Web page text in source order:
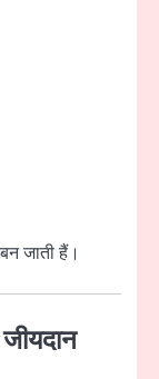
जाती हैं।